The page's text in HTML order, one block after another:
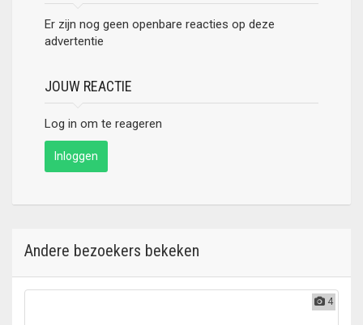
Er zijn nog geen openbare reacties op deze
advertentie
JOUW REACTIE
Log in om te reageren
Inloggen
Andere bezoekers bekeken
4